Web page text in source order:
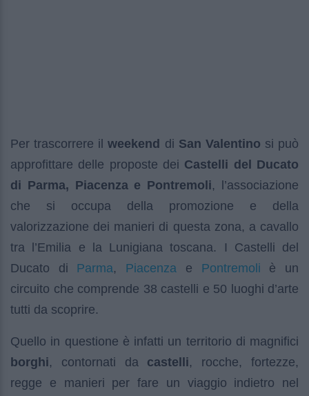
Per trascorrere ilweekend di San Valentino si può
approfittare delle proposte dei Castelli del Ducato
di Parma, Piacenza e Pontremoli, l’associazione
che si occupa della promozione e della
valorizzazione dei manieri di questa zona, a cavallo
tra l’Emilia e la Lunigiana toscana. I Castelli del
Ducato di Parma, Piacenza e Pontremoli è un
circuito che comprende 38 castelli e 50 luoghi d’arte
tutti da scoprire.
Quello in questione è infatti un territorio di magnifici
borghi, contornati da castelli, rocche, fortezze,
regge e manieri per fare un viaggio indietro nel